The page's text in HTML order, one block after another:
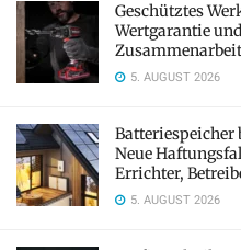
Geschütztes
Wertgarantie
Zusammenarbeit
5. AUGUST 2026
Batteriespeicher
Neue
Errichter,
5. AUGUST 2026